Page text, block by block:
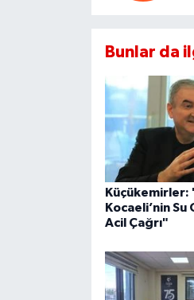
Bunlar da
Küçükemirler:
Kocaeli’nin
Acil Çağrı"